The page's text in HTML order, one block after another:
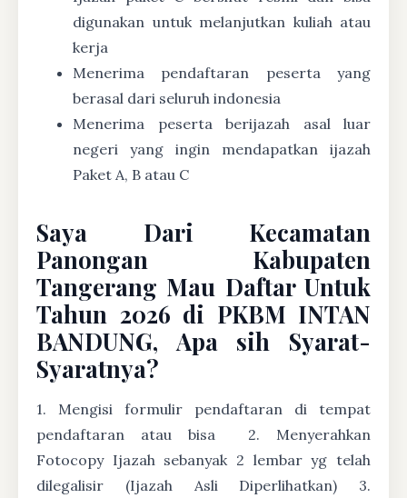
digunakan untuk melanjutkan kuliah atau
kerja
Menerima pendaftaran peserta yang
berasal dari seluruh indonesia
Menerima peserta berijazah asal luar
negeri yang ingin mendapatkan ijazah
Paket A, B atau C
Saya Dari Kecamatan
Panongan Kabupaten
Tangerang Mau Daftar Untuk
Tahun 2026 di PKBM INTAN
BANDUNG, Apa sih Syarat-
Syaratnya?
1. Mengisi formulir pendaftaran di tempat
pendaftaran atau bisa
2. Menyerahkan
Fotocopy Ijazah sebanyak 2 lembar yg telah
dilegalisir (Ijazah Asli Diperlihatkan) 3.